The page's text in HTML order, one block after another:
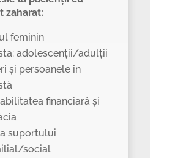
zaharat:
feminin
adolescenții/adulții
și persoanele în
financiară și
suportului
social